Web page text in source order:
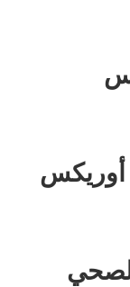
أوريكس